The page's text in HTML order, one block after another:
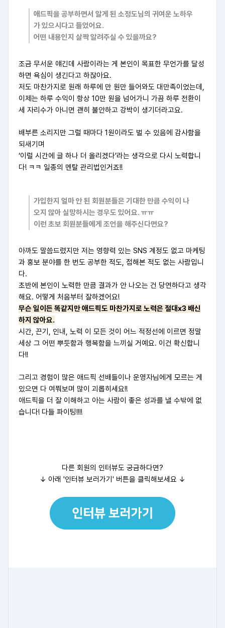
애드픽을 공부하면서 알게 된 소정도님의 귀여운 노하우
가 있으시다고 들었어요.
어떤 내용인지 살짝 알려주실 수 있을까요?
조금 무서운 얘긴데 사람이라는 게 본인이 목표한 무언가를 달성
하면 욕심이 생긴다고 하잖아요.
저도 마찬가지로 원래 하루에 만 원만 들어와도 대만족이었는데,
이제는 하루 수익이 항상 10만 원을 넘어가니 가끔 하루 전환이
세 자리수가 아니면 괜히 불안하고 강박이 생기더라고요.
배부른 소리지만 그럴 때마다 1원이라도 벌 수 있음에 감사함을
되새기며
‘이럴 시간에 글 하나 더 올리겠다’라는 생각으로 다시 노력합니
다! ㅋㅋ 일종의 멘탈 관리법인거죠!!
가입한지 얼마 안 된 회원분들은 기대한 만큼 수익이 나
오지 않아 실망하시는 경우도 있어요. ㅠㅠ
이런 초보 회원분들에게 조언을 해주신다면요?
아까도 말씀드렸지만 저는 영향력 있는 SNS 계정도 없고 마케팅
과 홍보 분야를 한 번도 공부한 적도, 접해본 적도 없는 사람입니
다.
초반에 본인이 노력한 만큼 결과가 안 나오는 건 당연하다고 생각
해요. 어떻게 처음부터 잘하겠어요!
무슨 일이든 똑같지만 애드픽도 마찬가지로 노력은 절대x3 배신
하지 않아요.
시간, 끈기, 인내, 노력 이 모든 것이 어느 적정선에 이르면 정말
세상 그 어떤 뿌듯함과 행복함을 느끼실 거예요. 이건 확신합니
다!!
그리고 경험이 많은 애드픽 선배들이나 운영자님에게 모르는 게
있으면 다 여쭤보며 많이 괴롭히세요!!
애드픽을 더 잘 이해하고 아는 사람이 좋은 성과를 낼 수밖에 없
습니다! 다들 파이팅!!!!
다른 회원의 인터뷰도 궁금하다면?
↓ 아래 '인터뷰 보러가기' 버튼을 클릭해보세요 ↓